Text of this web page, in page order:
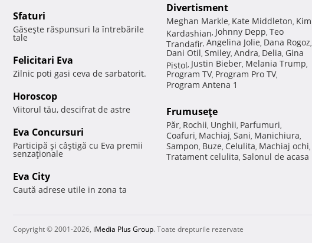
Sfaturi
Găseşte răspunsuri la întrebările
tale
Felicitari Eva
Zilnic poti gasi ceva de sarbatorit.
Horoscop
Viitorul tău, descifrat de astre
Eva Concursuri
Participă şi câştigă cu Eva premii
senzaţionale
Eva City
Caută adrese utile in zona ta
Divertisment
Meghan Markle, Kate Middleton, Kim
Kardashian, Johnny Depp, Teo
Trandafir, Angelina Jolie, Dana Rogoz,
Dani Otil, Smiley, Andra, Delia, Gina
Pistol, Justin Bieber, Melania Trump,
Program TV, Program Pro TV,
Program Antena 1
Frumuseţe
Păr, Rochii, Unghii, Parfumuri,
Coafuri, Machiaj, Sani, Manichiura,
Sampon, Buze, Celulita, Machiaj ochi,
Tratament celulita, Salonul de acasa
Copyright © 2001-2026, iMedia Plus Group. Toate drepturile rezervate